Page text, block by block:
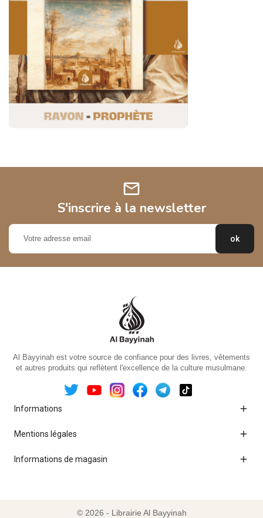
mail
S'inscrire à la newsletter
Al Bayyinah est votre source de confiance pour des livres, vêtements
et autres produits qui reflètent l'excellence de la culture musulmane.
Informations 
Mentions légales 
Informations de magasin 
© 2026 - Librairie Al Bayyinah